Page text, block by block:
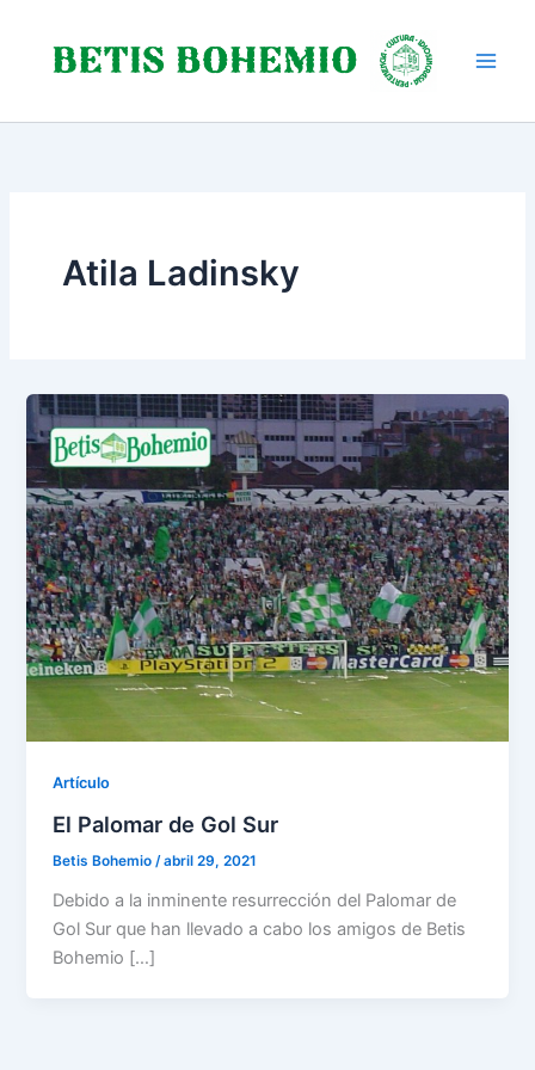
contenido
Atila Ladinsky
Artículo
El Palomar de Gol Sur
Betis Bohemio/abril 29, 2021
Debido a la inminente resurrección del Palomar de
Gol Sur que han llevado a cabo los amigos de Betis
Bohemio […]